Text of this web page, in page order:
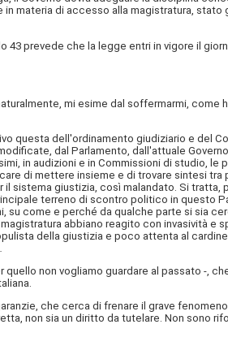
materia di accesso alla magistratura,
43 prevede che la legge entri in vigore il
mi esime dal soffermarmi, come
questa dell'ordinamento giudiziario e del
dal Parlamento, dall'attuale
in audizioni e in Commissioni di studio, le
di mettere insieme e di trovare sintesi tra
sistema giustizia, così malandato. Si tratta,
terreno di scontro politico in questo
su come e perché da qualche parte si sia
abbiano reagito con invasività e
della giustizia e poco attenta al
non vogliamo guardare al passato -,
che cerca di frenare il grave
non sia un diritto da tutelare. Non sono